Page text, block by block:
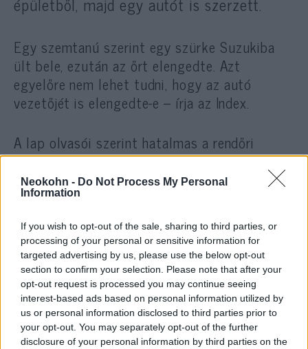
Neokohn - Do Not Process My Personal
Information
If you wish to opt-out of the sale, sharing to third parties, or
processing of your personal or sensitive information for
targeted advertising by us, please use the below opt-out
section to confirm your selection. Please note that after your
opt-out request is processed you may continue seeing
interest-based ads based on personal information utilized by
us or personal information disclosed to third parties prior to
your opt-out. You may separately opt-out of the further
disclosure of your personal information by third parties on the
Egy szemtanú szerint egy szürke Suzukiba
ült bele, ezután az őrt elengedte. Azt
egyelőre nem lehet tudni, hogy az autó
vezetőjét is elengedte-e – írja az Index.
A lap olvasói szerint hatalmas a rendőri
készültség a város északi részében, a Dózsa
György út – Váci úton mindenhol golyóálló
mellényes rendőrök állnak. Az Árpád hídon is
csak egy savon lehet átkelni.